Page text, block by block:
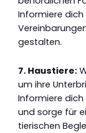
Informiere
gestalten.
7. Haustiere:
um ihre
Informiere
und sorge für
tierischen